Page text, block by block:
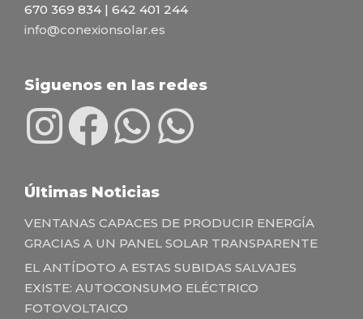
670 369 834 | 642 401 244
info@conexionsolar.es
Siguenos en las redes
Últimas Noticias
VENTANAS CAPACES DE PRODUCIR ENERGÍA
GRACIAS A UN PANEL SOLAR TRANSPARENTE
EL ANTÍDOTO A ESTAS SUBIDAS SALVAJES
EXISTE: AUTOCONSUMO ELÉCTRICO
FOTOVOLTAICO